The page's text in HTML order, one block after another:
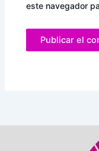
este navegador